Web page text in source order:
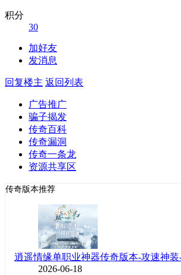
积分
30
加好友
发消息
回复楼主 返回列表
广告推广
骗子揭发
传奇百科
传奇漏洞
传奇一条龙
资源共享区
传奇版本推荐
逍遥情缘单职业神器传奇版本-攻速神
2026-06-18